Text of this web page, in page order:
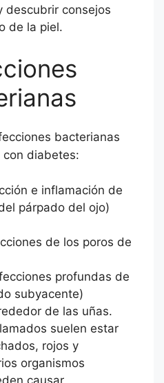
descubrir consejos
de la piel.
con diabetes:
e inflamación de
párpado del ojo)
de los poros de
profundas de
subyacente)
de las uñas.
suelen estar
rojos y
organismos
causar